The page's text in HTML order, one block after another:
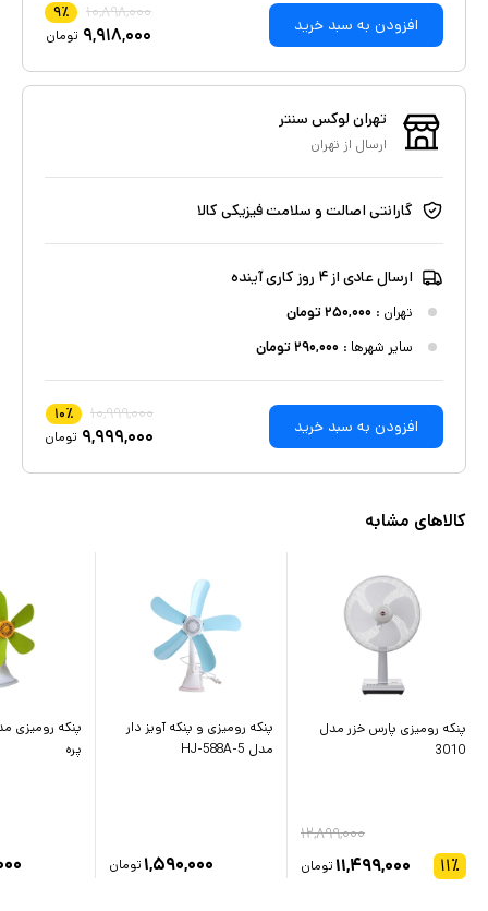
افزودن به سبد خرید
۱۰,۸۹۸,۰۰۰ ۹٪
۹,۹۱۸,۰۰۰ تومان
تهران لوکس سنتر
ارسال از تهران
گارانتی اصالت و سلامت فیزیکی کالا
ارسال عادی از ۴ روز کاری آینده
تهران : ۲۵۰,۰۰۰تومان
سایر شهرها : ۲۹۰,۰۰۰تومان
افزودن به سبد خرید
۱۰,۹۹۹,۰۰۰ ۱۰٪
۹,۹۹۹,۰۰۰ تومان
کالاهای مشابه
پنکه رومیزی پارس خزر مدل
3010
۱۱٪
۱۲,۸۹۹,۰۰۰
۱۱,۴۹۹,۰۰۰ تومان
پنکه رومیزی و پنکه آویز دار
مدل HJ-588A-5
۱,۵۹۰,۰۰۰ تومان
پنکه رومیزی
پره